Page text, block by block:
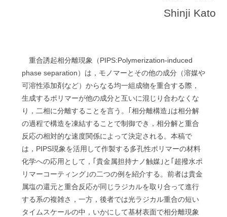
Shinji Kato
重合誘起相分離現象（PIPS:Polymerization-induced
phase separation）は，モノマーとその他の成分（溶媒や
可溶性添加剤など）からなる均一組成物を重合する際，
生成するポリマーが他の成分と互いに混じり合わなくな
り，二相に分離することを言う。｢相分離構造｣は相分解
の過程で構造を凍結することで制御でき，相分解と重合
反応の相対的な速度関係によって決定される。本稿で
は，PIPS現象を活用して作製する多孔性ポリマーの材料
化学への応用として，｢貴金属担持ナノ触媒｣と｢超撥水ポ
リマーコーティング｣の二つの例を紹介する。前者は貴金
属塩の還元と重合反応が同じラジカルを取り合って進行
する系の複雑さ，一方，後者では光ラジカル重合の短い
タイムスケールの中，いかにして基材表面で相分離現象